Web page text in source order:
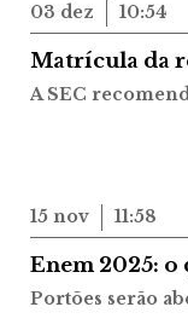
03 dez 10:54
Matrícula da
A SEC
15 nov 11:58
Enem 2025:
Portões serão